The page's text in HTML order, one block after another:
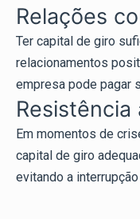
Relações
Ter capital de giro
relacionamentos
empresa pode pagar
Resistência
Em momentos de
capital de giro
evitando a